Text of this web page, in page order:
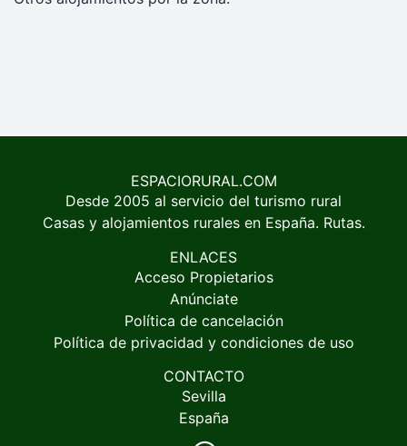
ESPACIORURAL.COM
Desde 2005 al servicio del turismo rural
Casas y alojamientos rurales en España. Rutas.
ENLACES
Acceso Propietarios
Anúnciate
Política de cancelación
Política de privacidad y condiciones de uso
CONTACTO
Sevilla
España